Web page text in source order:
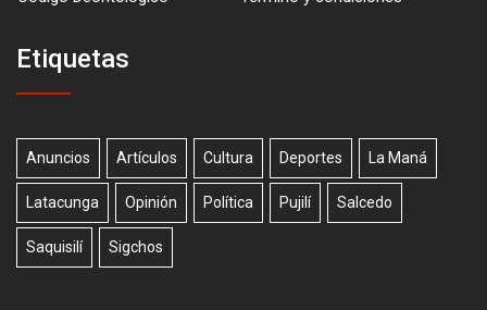
Etiquetas
Anuncios Artículos Cultura Deportes La Maná
Latacunga Opinión Política Pujilí Salcedo
Saquisilí Sigchos